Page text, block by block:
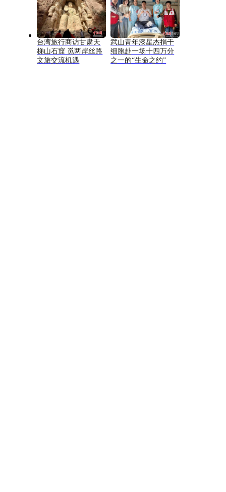
台湾旅行商访甘肃天
梯山石窟 觅两岸丝路
文旅交流机遇
武山青年漆星杰捐干
细胞赴一场十四万分
之一的“生命之约”